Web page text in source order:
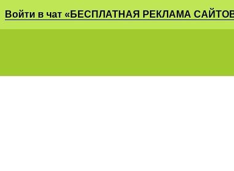
Войти в чат «БЕСПЛАТНАЯ РЕКЛАМА